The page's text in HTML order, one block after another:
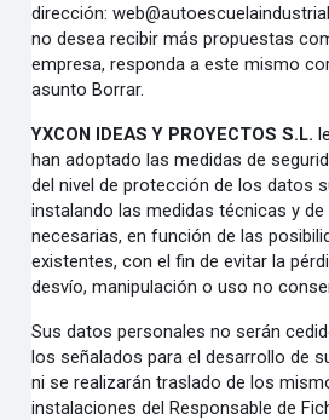
dirección:
no desea recibir más propuestas
empresa, responda a este mismo
asuntoBorrar.
YXCON IDEAS Y PROYECTOS S.L.
han adoptado las medidas de
del nivel de protección de los datos
instalando las medidas técnicas y
necesarias, en función de las
existentes, con el fin de evitar la
desvío, manipulación o uso no
Sus datos personales no serán
los señalados para el desarrollo de
ni se realizarán traslado de los
instalaciones del Responsable de